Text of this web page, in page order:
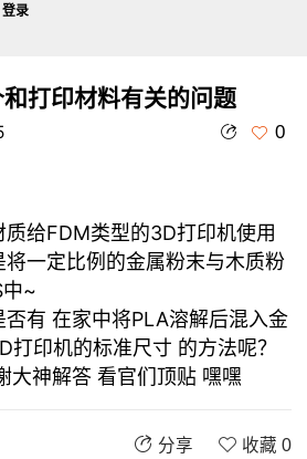
和打印材料有关的问题
0
给FDM类型的3D打印机使用
一定比例的金属粉末与木质粉
~
有 在家中将PLA溶解后混入金
打印机的标准尺寸 的方法呢？
大神解答 看官们顶贴 嘿嘿
分享 收藏 0
登录